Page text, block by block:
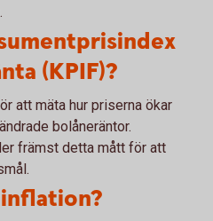
(KPIF)?
att mäta hur priserna ökar
bolåneräntor.
främst detta mått för att